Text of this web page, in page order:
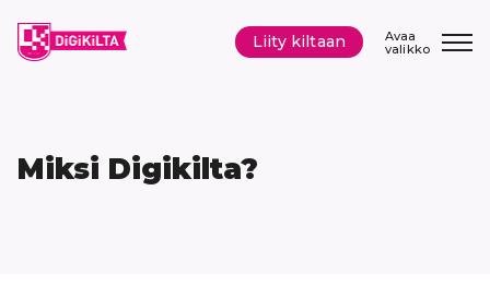
sisältöön
Avaa
valikko
Liity kiltaan
Miksi Digikilta?